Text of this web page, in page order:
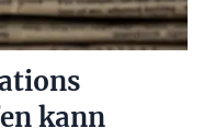
kann